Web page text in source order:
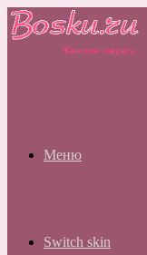
Меню
Switch skin